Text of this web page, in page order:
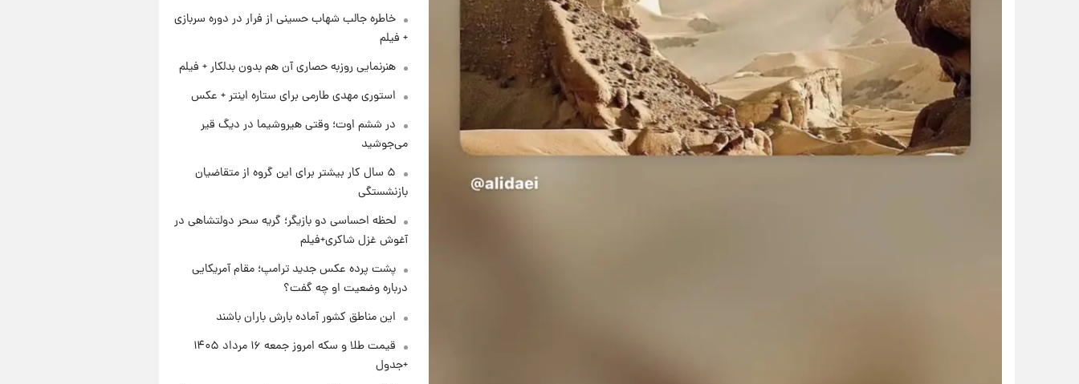
خاطره جالب شهاب حسینی از فرار در دوره سربازی
+ فیلم
هنرنمایی روزبه حصاری آن هم بدون بدلکار + فیلم
استوری مهدی طارمی برای ستاره اینتر + عکس
در ششم اوت؛ وقتی هیروشیما در دیگ قیر
می‌جوشید
۵ سال کار بیشتر برای این گروه از متقاضیان
بازنشستگی
لحظه احساسی دو بازیگر؛ گریه سحر دولتشاهی در
آغوش غزل شاکری+فیلم
پشت پرده عکس جدید ترامپ؛ مقام آمریکایی
درباره وضعیت او چه گفت؟
این مناطق کشور آماده بارش باران باشند
قیمت طلا و سکه امروز جمعه ۱۶ مرداد ۱۴۰۵
+جدول